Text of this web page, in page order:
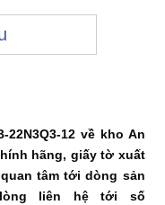
12 về kho An
hãng, giấy tờ xuất
tâm tới dòng sản
liên hệ tới số